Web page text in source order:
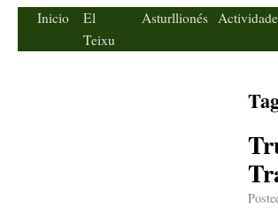
Inicio
El
Teixu
Asturllionés